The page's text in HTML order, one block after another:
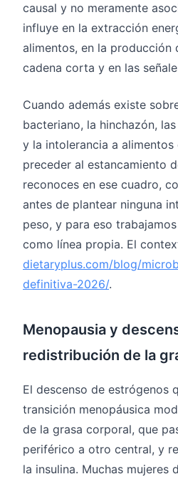
causal y no meramente
influye en la extracción
alimentos, en la producción
cadena corta y en las
Cuando además existe
bacteriano, la hinchazón,
y la intolerancia a alimentos
preceder al estancamiento
reconoces en ese cuadro,
antes de plantear ninguna
peso, y para eso
como línea propia. El
dietaryplus.com/blog/
definitiva-2026/.
Menopausia y
redistribución de la
El descenso de estrógenos
transición menopáusica
de la grasa corporal, que
periférico a otro central, y
la insulina. Muchas mujeres